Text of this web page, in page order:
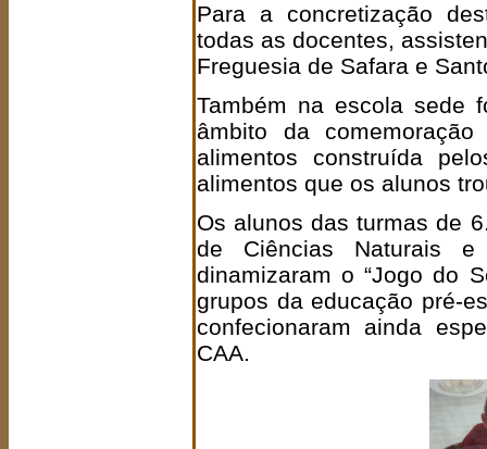
Para a concretização
todas as docentes,
Freguesia de Safara e
Também na escola sede
âmbito da
alimentos construída
alimentos que os alunos
Os alunos das turmas de
de Ciências Naturais
dinamizaram o “Jogo do
grupos da educação pré-
confecionaram ainda
CAA.